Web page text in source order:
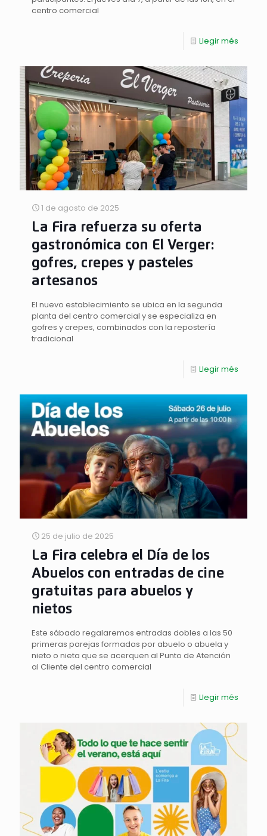
centro comercial
Llegir més
1 de agosto de 2025
La Fira refuerza su oferta
gastronómica con El Verger:
gofres, crepes y pasteles
artesanos
El nuevo establecimiento se ubica en la segunda
planta del centro comercial y se especializa en
gofres y crepes, combinados con la repostería
tradicional
Llegir més
25 de julio de 2025
La Fira celebra el Día de los
Abuelos con entradas de cine
gratuitas para abuelos y
nietos
Este sábado regalaremos entradas dobles a las 50
primeras parejas formadas por abuelo o abuela y
nieto o nieta que se acerquen al Punto de Atención
al Cliente del centro comercial
Llegir més